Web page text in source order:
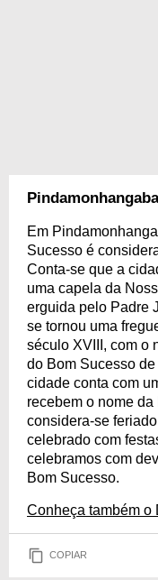
Pindamonhangaba
Em
Sucesso é
Conta-se que a
uma capela da
erguida pelo Padre
se tornou uma
século XVIII, com o
do Bom Sucesso
cidade conta com
recebem o nome
considera-se
celebrado com
celebramos com
Bom Sucesso.
Conheça também o
COPIAR